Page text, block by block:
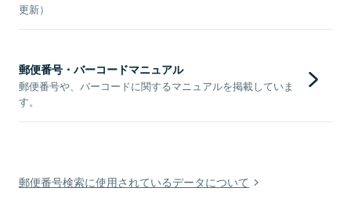
更新）
郵便番号・バーコードマニュアル
郵便番号や、バーコードに関するマニュアルを掲載していま
す。
郵便番号検索に使用されているデータについて